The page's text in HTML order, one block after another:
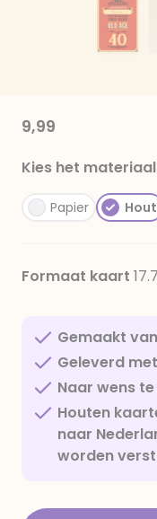
9,99
Kies het materiaal
Papier Hout
Formaat kaart
Gemaakt
Geleverd
Naar wens
Houten
naar
worden